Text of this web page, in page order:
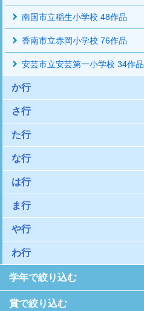
南国市立稲生小学校 48作品
香南市立赤岡小学校 76作品
安芸市立安芸第一小学校 34作品
か行
さ行
た行
な行
は行
ま行
や行
わ行
学年で絞り込む
賞で絞り込む